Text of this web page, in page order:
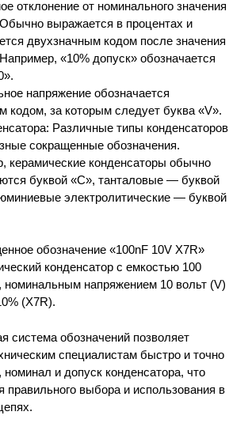
отклонение от номинального значения
выражается в процентах и
двухзначным кодом после значения
«10% допуск» обозначается
напряжение обозначается
кодом, за которым следует буква «V».
Различные типы конденсаторов
сокращенные обозначения.
керамические конденсаторы обычно
буквой «C», танталовые — буквой
электролитические — буквой
обозначение «100nF 10V X7R»
конденсатор с емкостью 100
номинальным напряжением 10 вольт (V)
(X7R).
система обозначений позволяет
специалистам быстро и точно
номинал и допуск конденсатора, что
правильного выбора и использования в